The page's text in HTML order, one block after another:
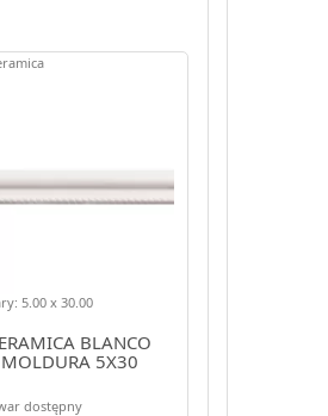
BLANCO
5X30
5.00 x 30.00
dostępny